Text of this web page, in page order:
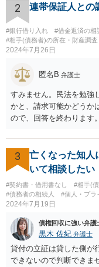
能です。 弁護士に依頼
されており法律事務所に
ますが、交渉を依頼する
②成功報酬が16％、③実
っては別途日当を請求す
お伺いできればお伝えさ
2 連帯保証人との
#銀行借り入れ #借金返済の相
#相手(債務者)の所在・財産調査
2024年7月26日
匿名B 弁護士
すみません。民法を勉強
かと、請求可能かどうか
ので、回答を終わります。
3
亡くなった知人
いて相談したい
#契約書・借用書なし #相手(
#債務者の相続人
#個人・プラ
2024年7月19日
債権回収に強い弁護
黒木 佐紀 弁護士
貸付の立証は貸した側が
できないので判断できま